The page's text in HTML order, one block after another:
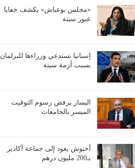
«مجلس بوعياش» يكشف خفايا
عبور سبتة
إسبانيا تستدعي وزراءها للبرلمان
بسبب أزمة سبتة
اليسار يرفض رسوم التوقيت
الميسر بالجامعات
أخنوش يعود إلى جماعة أكادير
بـ200 مليون درهم